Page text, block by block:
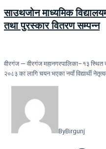
साउथजोन माध्यमिक
तथा पुरस्कार वितरण सम्पन्न
वीरगंज — वीरगंज महानगरपालिका–१३ स्थित
२०८३ का लागि चयन भएका नयाँ विद्यार्थी
ByBirgunj